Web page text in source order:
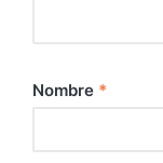
Nombre *